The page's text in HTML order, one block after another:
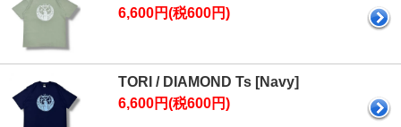
6,600円(税600円)
TORI / DIAMOND Ts [Navy]
6,600円(税600円)